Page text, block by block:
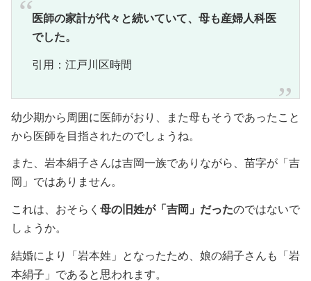
医師の家計が代々と続いていて、母も産婦人科医
でした。
引用：江戸川区時間
幼少期から周囲に医師がおり、また母もそうであったこと
から医師を目指されたのでしょうね。
また、岩本絹子さんは吉岡一族でありながら、苗字が「吉
岡」ではありません。
これは、おそらく 母の旧姓が「吉岡」だったのではないで
しょうか。
結婚により「岩本姓」となったため、娘の絹子さんも「岩
本絹子」であると思われます。